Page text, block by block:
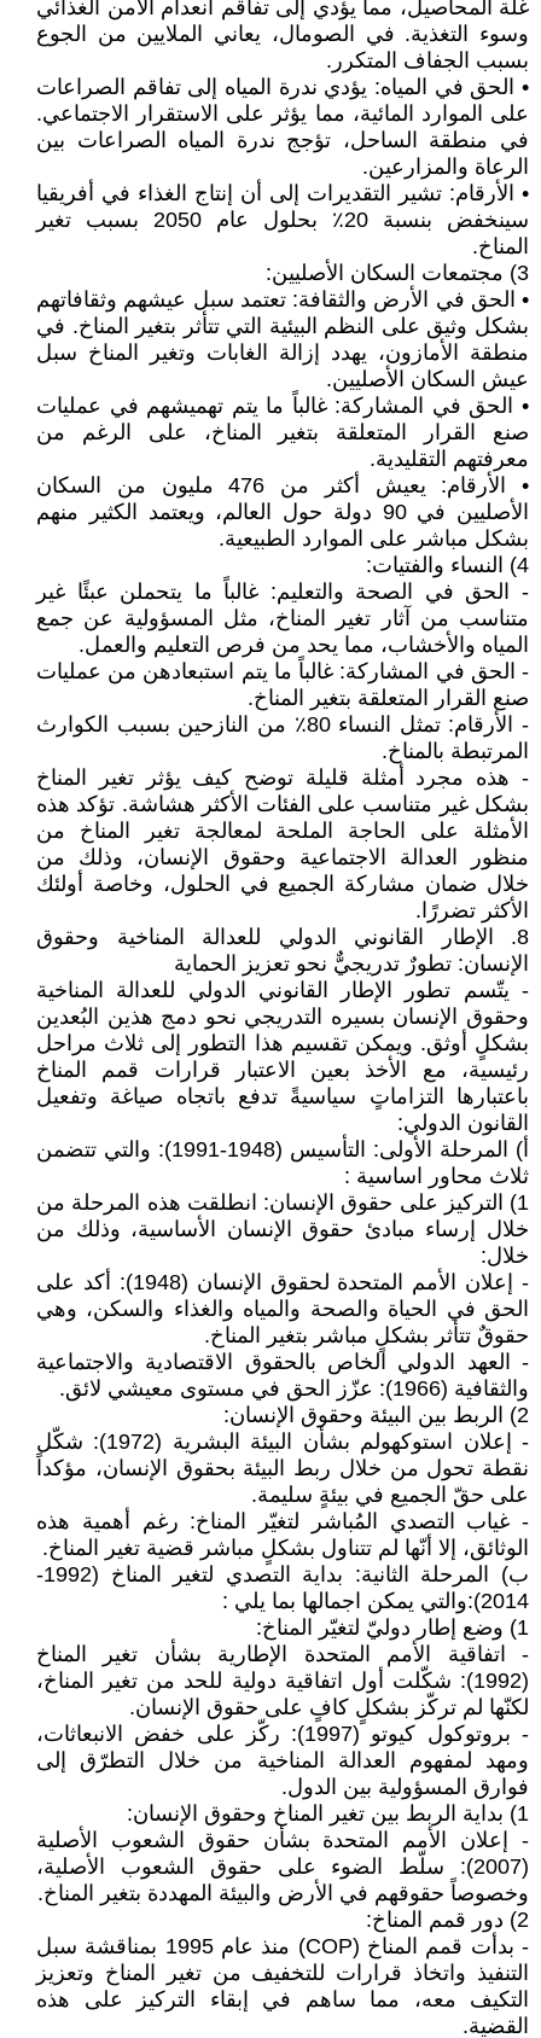
غلة المحاصيل، مما يؤدي إلى تفاقم انعدام الأمن الغذائي
وسوء التغذية. في الصومال، يعاني الملايين من الجوع
بسبب الجفاف المتكرر.
• الحق في المياه: يؤدي ندرة المياه إلى تفاقم الصراعات
على الموارد المائية، مما يؤثر على الاستقرار الاجتماعي.
في منطقة الساحل، تؤجج ندرة المياه الصراعات بين
الرعاة والمزارعين.
• الأرقام: تشير التقديرات إلى أن إنتاج الغذاء في أفريقيا
سينخفض بنسبة 20٪ بحلول عام 2050 بسبب تغير
المناخ.
3) مجتمعات السكان الأصليين:
• الحق في الأرض والثقافة: تعتمد سبل عيشهم وثقافاتهم
بشكل وثيق على النظم البيئية التي تتأثر بتغير المناخ. في
منطقة الأمازون، يهدد إزالة الغابات وتغير المناخ سبل
عيش السكان الأصليين.
• الحق في المشاركة: غالباً ما يتم تهميشهم في عمليات
صنع القرار المتعلقة بتغير المناخ، على الرغم من
معرفتهم التقليدية.
• الأرقام: يعيش أكثر من 476 مليون من السكان
الأصليين في 90 دولة حول العالم، ويعتمد الكثير منهم
بشكل مباشر على الموارد الطبيعية.
4) النساء والفتيات:
- الحق في الصحة والتعليم: غالباً ما يتحملن عبئًا غير
متناسب من آثار تغير المناخ، مثل المسؤولية عن جمع
المياه والأخشاب، مما يحد من فرص التعليم والعمل.
- الحق في المشاركة: غالباً ما يتم استبعادهن من عمليات
صنع القرار المتعلقة بتغير المناخ.
- الأرقام: تمثل النساء 80٪ من النازحين بسبب الكوارث
المرتبطة بالمناخ.
- هذه مجرد أمثلة قليلة توضح كيف يؤثر تغير المناخ
بشكل غير متناسب على الفئات الأكثر هشاشة. تؤكد هذه
الأمثلة على الحاجة الملحة لمعالجة تغير المناخ من
منظور العدالة الاجتماعية وحقوق الإنسان، وذلك من
خلال ضمان مشاركة الجميع في الحلول، وخاصة أولئك
الأكثر تضررًا.
8. الإطار القانوني الدولي للعدالة المناخية وحقوق
الإنسان: تطورٌ تدريجيٌّ نحو تعزيز الحماية
- يتّسم تطور الإطار القانوني الدولي للعدالة المناخية
وحقوق الإنسان بسيره التدريجي نحو دمج هذين البُعدين
بشكلٍ أوثق. ويمكن تقسيم هذا التطور إلى ثلاث مراحل
رئيسية، مع الأخذ بعين الاعتبار قرارات قمم المناخ
باعتبارها التزاماتٍ سياسيةً تدفع باتجاه صياغة وتفعيل
القانون الدولي:
‌أ) المرحلة الأولى: التأسيس (1948-1991): والتي تتضمن
ثلاث محاور اساسية :
1) التركيز على حقوق الإنسان: انطلقت هذه المرحلة من
خلال إرساء مبادئ حقوق الإنسان الأساسية، وذلك من
خلال:
- إعلان الأمم المتحدة لحقوق الإنسان (1948): أكد على
الحق في الحياة والصحة والمياه والغذاء والسكن، وهي
حقوقٌ تتأثر بشكلٍ مباشر بتغير المناخ.
- العهد الدولي الخاص بالحقوق الاقتصادية والاجتماعية
والثقافية (1966): عزّز الحق في مستوى معيشي لائق.
2) الربط بين البيئة وحقوق الإنسان:
- إعلان استوكهولم بشأن البيئة البشرية (1972): شكّل
نقطة تحول من خلال ربط البيئة بحقوق الإنسان، مؤكداً
على حقّ الجميع في بيئةٍ سليمة.
- غياب التصدي المُباشر لتغيّر المناخ: رغم أهمية هذه
الوثائق، إلا أنّها لم تتناول بشكلٍ مباشر قضية تغير المناخ.
‌ب) المرحلة الثانية: بداية التصدي لتغير المناخ (1992-
2014):والتي يمكن اجمالها بما يلي :
1) وضع إطار دوليّ لتغيّر المناخ:
- اتفاقية الأمم المتحدة الإطارية بشأن تغير المناخ
(1992): شكّلت أول اتفاقية دولية للحد من تغير المناخ،
لكنّها لم تركّز بشكلٍ كافٍ على حقوق الإنسان.
- بروتوكول كيوتو (1997): ركّز على خفض الانبعاثات،
ومهد لمفهوم العدالة المناخية من خلال التطرّق إلى
فوارق المسؤولية بين الدول.
1) بداية الربط بين تغير المناخ وحقوق الإنسان:
- إعلان الأمم المتحدة بشأن حقوق الشعوب الأصلية
(2007): سلّط الضوء على حقوق الشعوب الأصلية،
وخصوصاً حقوقهم في الأرض والبيئة المهددة بتغير المناخ.
2) دور قمم المناخ:
- بدأت قمم المناخ (COP) منذ عام 1995 بمناقشة سبل
التنفيذ واتخاذ قرارات للتخفيف من تغير المناخ وتعزيز
التكيف معه، مما ساهم في إبقاء التركيز على هذه
القضية.